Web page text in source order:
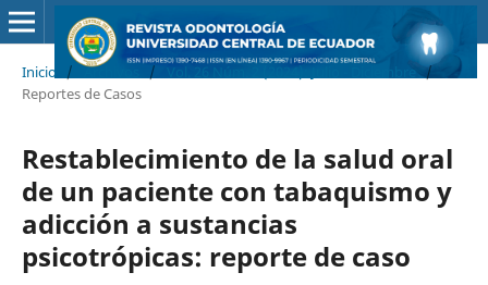
Inicio / Archivos / Vol. 26 Núm. 2 (2024): Julio - Diciembre /
Reportes de Casos
Restablecimiento de la salud oral
de un paciente con tabaquismo y
adicción a sustancias
psicotrópicas: reporte de caso